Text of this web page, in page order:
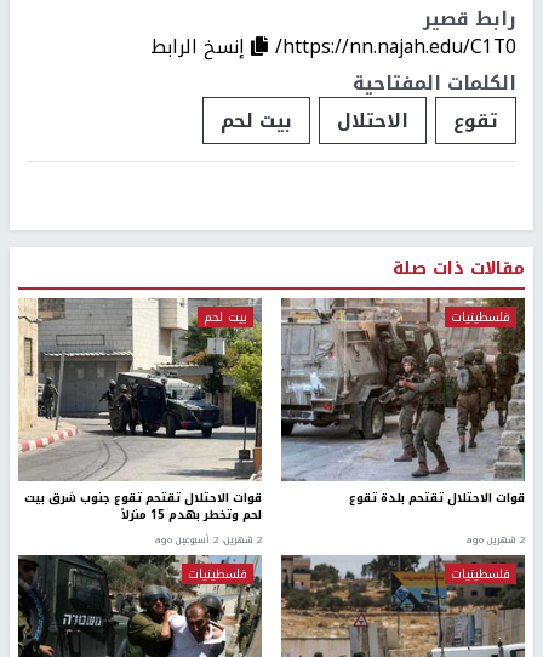
رابط قصير
https://nn.najah.edu/C1T0/
إنسخ الرابط
الكلمات المفتاحية
تقوع
الاحتلال بيت لحم
مقالات ذات صلة
فلسطينيات
قوات الاحتلال تقتحم بلدة تقوع
2 شهرين ago
بيت لحم
قوات الاحتلال تقتحم تقوع جنوب شرق بيت
لحم وتخطر بهدم 15 منزلاً
2 شهرين، 2 أسبوعين ago
فلسطينيات فلسطينيات